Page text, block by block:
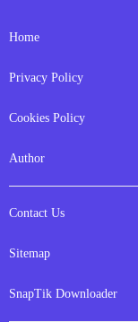
Home
Privacy Policy
Cookies Policy
Author
Contact Us
Sitemap
SnapTik Downloader